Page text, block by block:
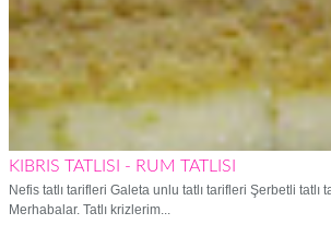
KIBRIS TATLISI - RUM TATLISI
Nefis tatlı tarifleri Galeta unlu tatlı tarifleri Şerbetli tatlı
Merhabalar. Tatlı krizlerim...